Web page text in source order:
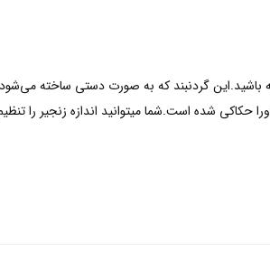
حکاکی شده است.شما میتوانید اندازه زنجیر را